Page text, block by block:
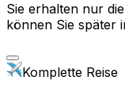
Sie erhalten nur
können Sie später
Komplette Reise